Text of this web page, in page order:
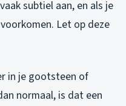
subtiel aan, en als je
Let op deze
in je gootsteen of
normaal, is dat een